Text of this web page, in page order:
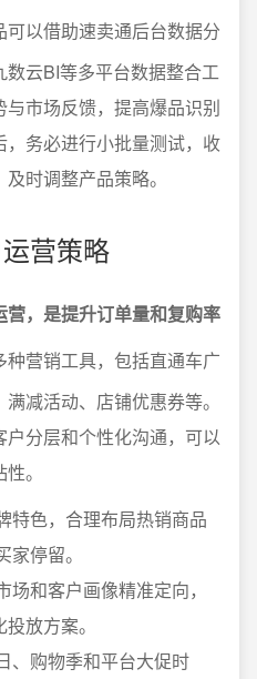
可以借助速卖通后台数据分
云BI等多平台数据整合工
市场反馈，提高爆品识别
务必进行小批量测试，收
时调整产品策略。
营策略
，是提升订单量和复购率
营销工具，包括直通车广
减活动、店铺优惠券等。
分层和个性化沟通，可以
。
特色，合理布局热销商品
停留。
和客户画像精准定向，
放方案。
、购物季和平台大促时